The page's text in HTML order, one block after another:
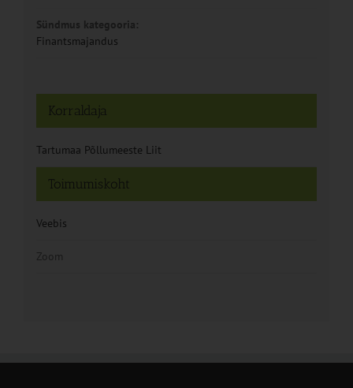
Sündmus kategooria:
Finantsmajandus
Toimumiskoht
Veebis
Zoom
Korraldaja
Tartumaa Põllumeeste Liit